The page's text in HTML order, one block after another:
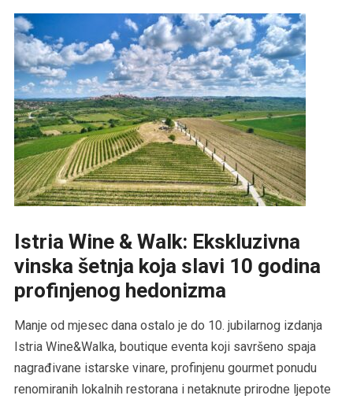
Istria Wine & Walk: Ekskluzivna
vinska šetnja koja slavi 10 godina
profinjenog hedonizma
Manje od mjesec dana ostalo je do 10. jubilarnog izdanja
Istria Wine&Walka, boutique eventa koji savršeno spaja
nagrađivane istarske vinare, profinjenu gourmet ponudu
renomiranih lokalnih restorana i netaknute prirodne ljepote